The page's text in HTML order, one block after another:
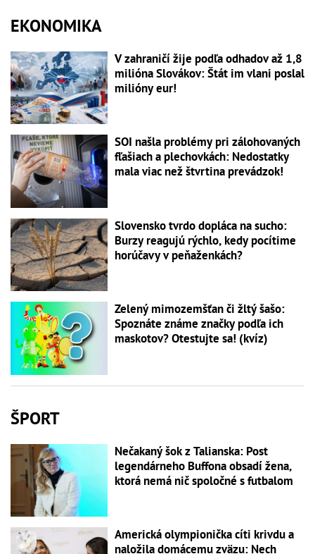
EKONOMIKA
V zahraničí žije podľa odhadov až 1,8
milióna Slovákov: Štát im vlani poslal
milióny eur!
SOI našla problémy pri zálohovaných
fľašiach a plechovkách: Nedostatky
mala viac než štvrtina prevádzok!
Slovensko tvrdo dopláca na sucho:
Burzy reagujú rýchlo, kedy pocítime
horúčavy v peňaženkách?
Zelený mimozemšťan či žltý šašo:
Spoznáte známe značky podľa ich
maskotov? Otestujte sa! (kvíz)
ŠPORT
Nečakaný šok z Talianska: Post
legendárneho Buffona obsadí žena,
ktorá nemá nič spoločné s futbalom
Americká olympionička cíti krivdu a
naložila domácemu zväzu: Nech